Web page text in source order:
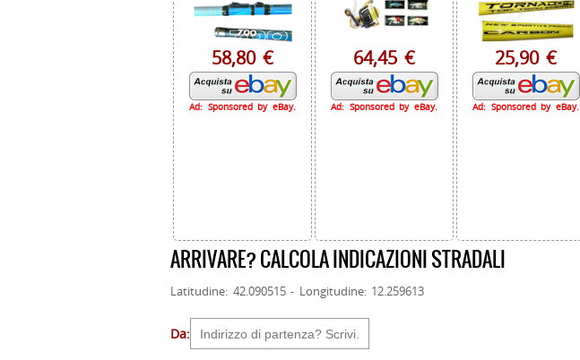
58,80 €
Ad: Sponsored by eBay.
64,45 €
Ad: Sponsored by eBay.
25,90 €
Ad: Sponsored by eBay.
ARRIVARE? CALCOLA INDICAZIONI STRADALI
Latitudine: 42.090515 - Longitudine: 12.259613
Da: